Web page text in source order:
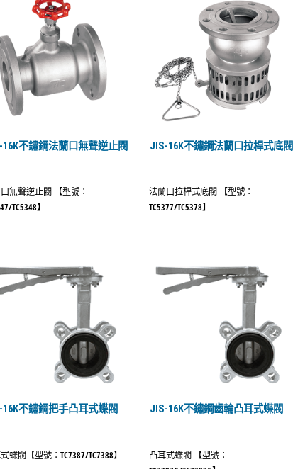
16K不鏽鋼法蘭口無聲逆止閥
無聲逆止閥 【型號：
TC5348】
JIS-16K不鏽鋼法蘭口拉桿式底閥
法蘭口拉桿式底閥 【型號：
TC5377/TC5378】
16K不鏽鋼把手凸耳式蝶閥
蝶閥【型號：TC7387/TC7388】
JIS-16K不鏽鋼齒輪凸耳式蝶閥
凸耳式蝶閥 【型號：